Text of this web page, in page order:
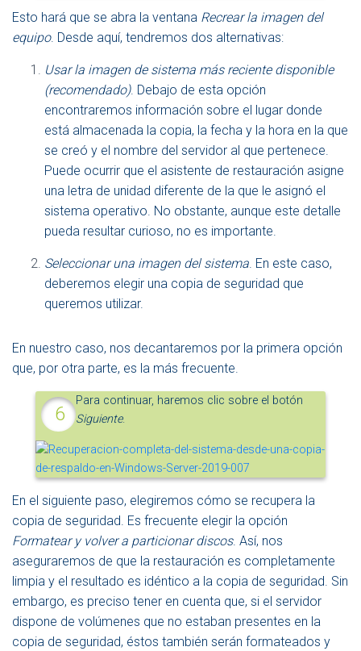
Esto hará que se abra la ventana Recrear la imagen del
equipo. Desde aquí, tendremos dos alternativas:
Usar la imagen de sistema más reciente disponible
(recomendado). Debajo de esta opción
encontraremos información sobre el lugar donde
está almacenada la copia, la fecha y la hora en la que
se creó y el nombre del servidor al que pertenece.
Puede ocurrir que el asistente de restauración asigne
una letra de unidad diferente de la que le asignó el
sistema operativo. No obstante, aunque este detalle
pueda resultar curioso, no es importante.
Seleccionar una imagen del sistema. En este caso,
deberemos elegir una copia de seguridad que
queremos utilizar.
En nuestro caso, nos decantaremos por la primera opción
que, por otra parte, es la más frecuente.
Para continuar, haremos clic sobre el botón
Siguiente.
En el siguiente paso, elegiremos cómo se recupera la
copia de seguridad. Es frecuente elegir la opción
Formatear y volver a particionar discos. Así, nos
aseguraremos de que la restauración es completamente
limpia y el resultado es idéntico a la copia de seguridad. Sin
embargo, es preciso tener en cuenta que, si el servidor
dispone de volúmenes que no estaban presentes en la
copia de seguridad, éstos también serán formateados y